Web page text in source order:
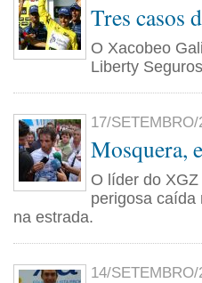
Tres casos
O Xacobeo
Liberty
17/
Mosquera,
O líder do
perigosa caída
na estrada.
14/